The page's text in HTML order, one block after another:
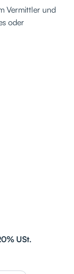
Vermittler und
oder
USt.